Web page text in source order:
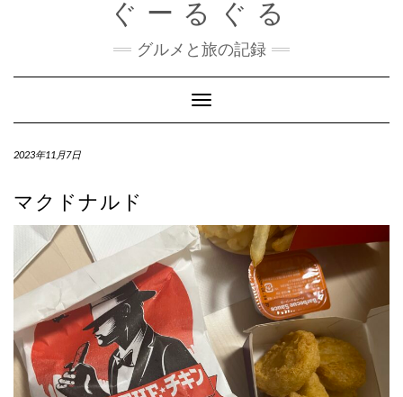
ぐーるぐる
グルメと旅の記録
Toggle
Navigation
2023年11月7日
マクドナルド